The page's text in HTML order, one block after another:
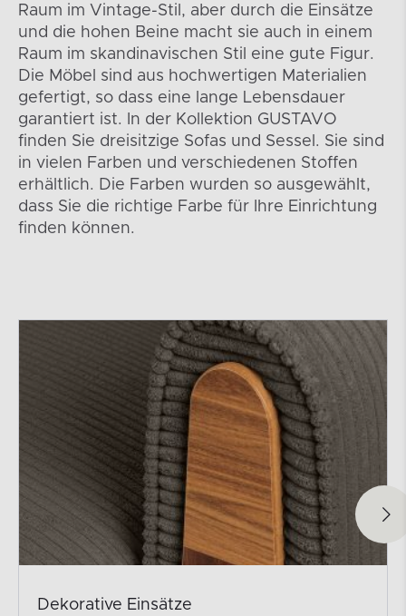
Raum im Vintage-Stil, aber durch die Einsätze
und die hohen Beine macht sie auch in einem
Raum im skandinavischen Stil eine gute Figur.
Die Möbel sind aus hochwertigen Materialien
gefertigt, so dass eine lange Lebensdauer
garantiert ist. In der Kollektion GUSTAVO
finden Sie dreisitzige Sofas und Sessel. Sie sind
in vielen Farben und verschiedenen Stoffen
erhältlich. Die Farben wurden so ausgewählt,
dass Sie die richtige Farbe für Ihre Einrichtung
finden können.
Dekorative Einsätze